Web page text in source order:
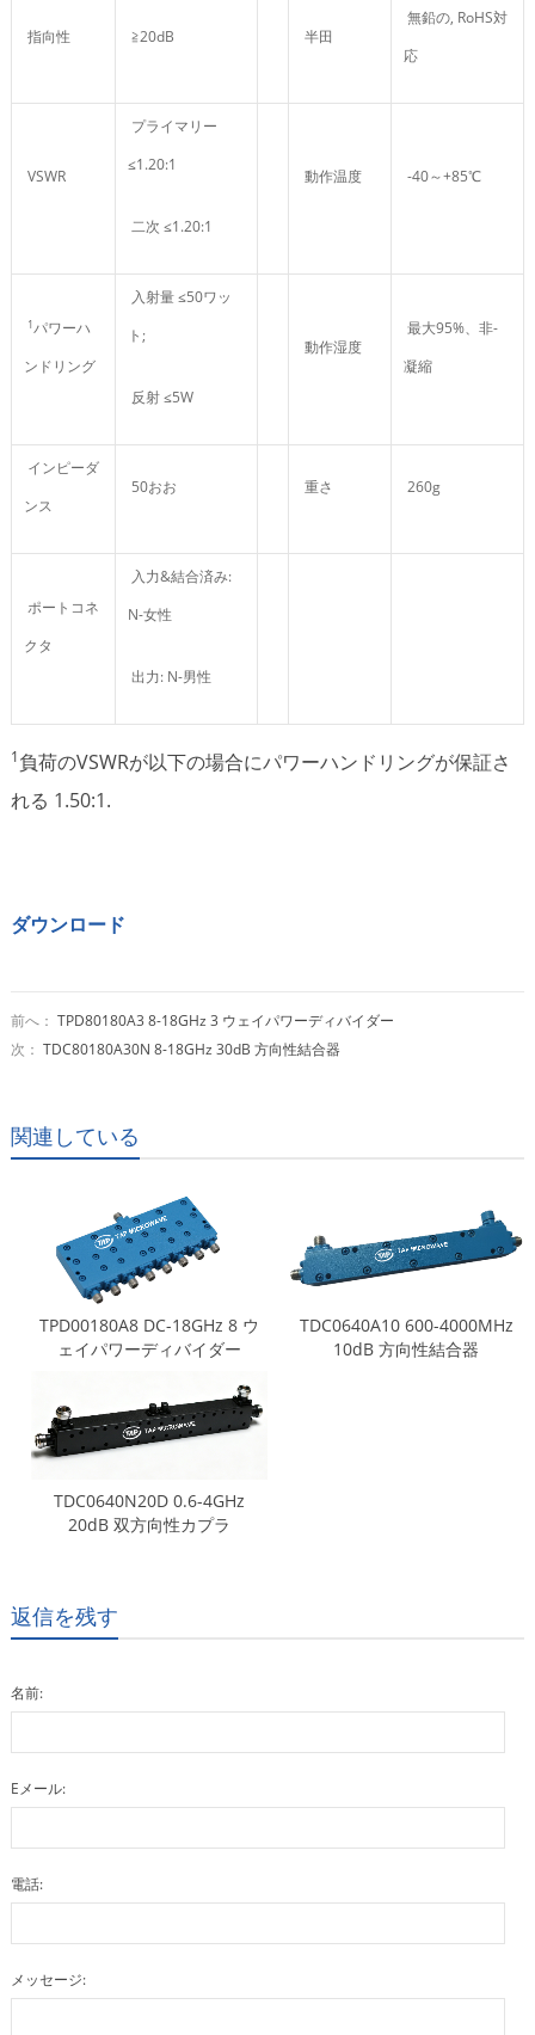
指向性 ≧20dB 半田
無鉛の, RoHS対
応
VSWR
プライマリー
≤1.20:1
二次 ≤1.20:1
動作温度 -40～+85℃
1パワーハ
ンドリング
入射量 ≤50ワッ
ト;
反射 ≤5W
動作湿度
最大95%、非-
凝縮
インピーダ
ンス
50おお 重さ 260g
ポートコネ
クタ
入力&結合済み:
N-女性
出力: N-男性
1負荷のVSWRが以下の場合にパワーハンドリングが保証さ
れる 1.50:1.
ダウンロード
前へ： TPD80180A3 8-18GHz 3 ウェイパワーディバイダー
次： TDC80180A30N 8-18GHz 30dB 方向性結合器
関連している
TPD00180A8 DC-18GHz 8 ウ
ェイパワーディバイダー
TDC0640A10 600-4000MHz
10dB 方向性結合器
TDC0640N20D 0.6-4GHz
20dB 双方向性カプラ
返信を残す
名前:
Eメール:
電話:
メッセージ: